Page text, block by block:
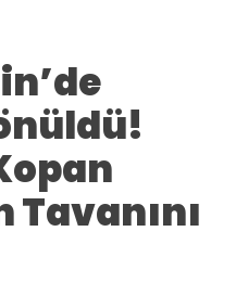
Tavanını